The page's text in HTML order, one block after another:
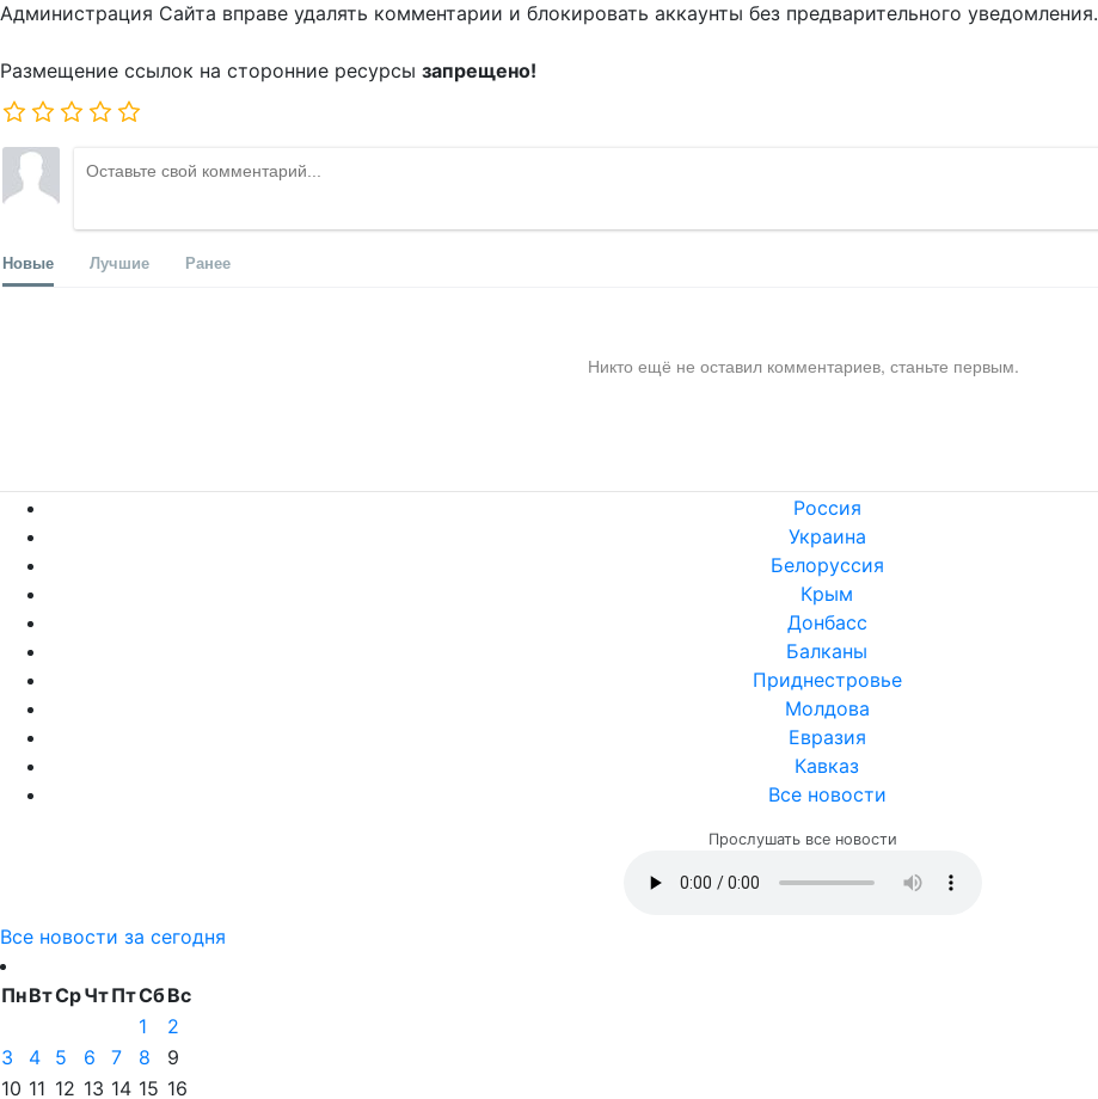
Администрация Сайта вправе удалять комментарии и блокировать аккаунты без предварительного уведомления.
Размещение ссылок на сторонние ресурсы запрещено!
Новые Лучшие Ранее
Никто ещё не оставил комментариев, станьте первым.
Россия
Украина
Белоруссия
Крым
Донбасс
Балканы
Приднестровье
Молдова
Евразия
Кавказ
Все новости
Прослушать все новости
Все новости за сегодня
ПнВтСрЧтПтСбВс
1
2
3
4 5 6 7 8
9
10 11 12 13 14 15 16